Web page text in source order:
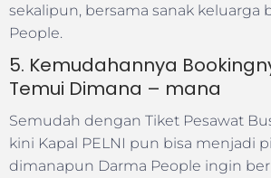
sekalipun, bersama sanak keluarga
People.
5. Kemudahannya
Temui Dimana – mana
Semudah dengan Tiket Pesawat
kini Kapal PELNI pun bisa menjadi
dimanapun Darma People ingin